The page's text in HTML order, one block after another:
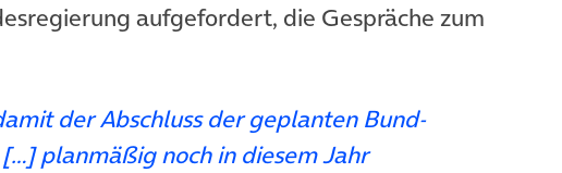
aufgefordert, die Gespräche zum
der Abschluss der geplanten Bund-
planmäßig noch in diesem Jahr